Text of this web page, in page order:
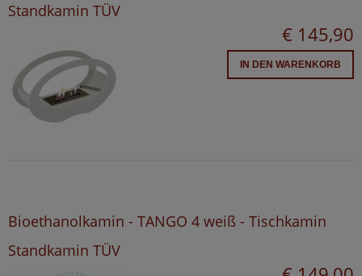
Standkamin TÜV
€ 145,90
IN DEN WARENKORB
Bioethanolkamin - TANGO 4 weiß - Tischkamin
Standkamin TÜV